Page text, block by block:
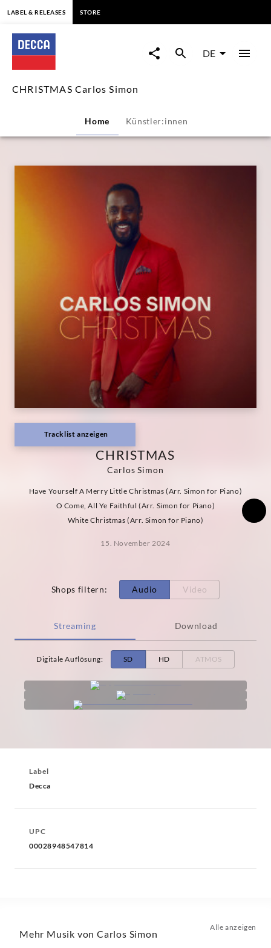
CHRISTMAS
Carlos
Simon
Decca
Classics
LABEL & RELEASES STORE
DE
CHRISTMAS Carlos Simon
Home Künstler:innen
Tracklist anzeigen
CHRISTMAS
Carlos Simon
Have Yourself A Merry Little Christmas (Arr. Simon for Piano)
O Come, All Ye Faithful (Arr. Simon for Piano)
White Christmas (Arr. Simon for Piano)
15. November 2024
Shops filtern: Audio Video
Streaming Download
Digitale Auflösung: SD HD ATMOS
Label
Decca
UPC
00028948547814
Mehr Musik von Carlos Simon
Alle anzeigen